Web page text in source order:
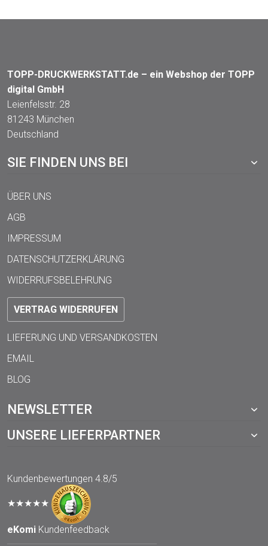
TOPP-DRUCKWERKSTATT.de – ein Webshop der TOPP
digital GmbH
Leienfelsstr. 28
81243 München
Deutschland
SIE FINDEN UNS BEI
ÜBER UNS
AGB
IMPRESSUM
DATENSCHUTZERKLÄRUNG
WIDERRUFSBELEHRUNG
VERTRAG WIDERRUFEN
LIEFERUNG UND VERSANDKOSTEN
EMAIL
BLOG
NEWSLETTER
UNSERE LIEFERPARTNER
Kundenbewertungen 4.8/5
★★★★★
eKomi Kundenfeedback